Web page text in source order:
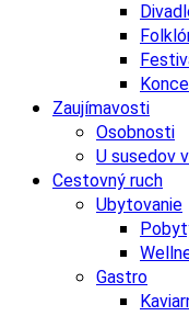
Zaujímavosti
Osobnosti
U susedov
Cestovný ruch
Ubytovanie
Gastro